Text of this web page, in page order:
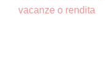
vacanze o rendita